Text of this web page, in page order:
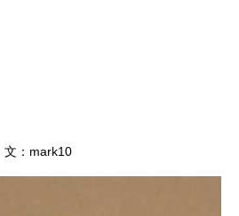
文： mark10